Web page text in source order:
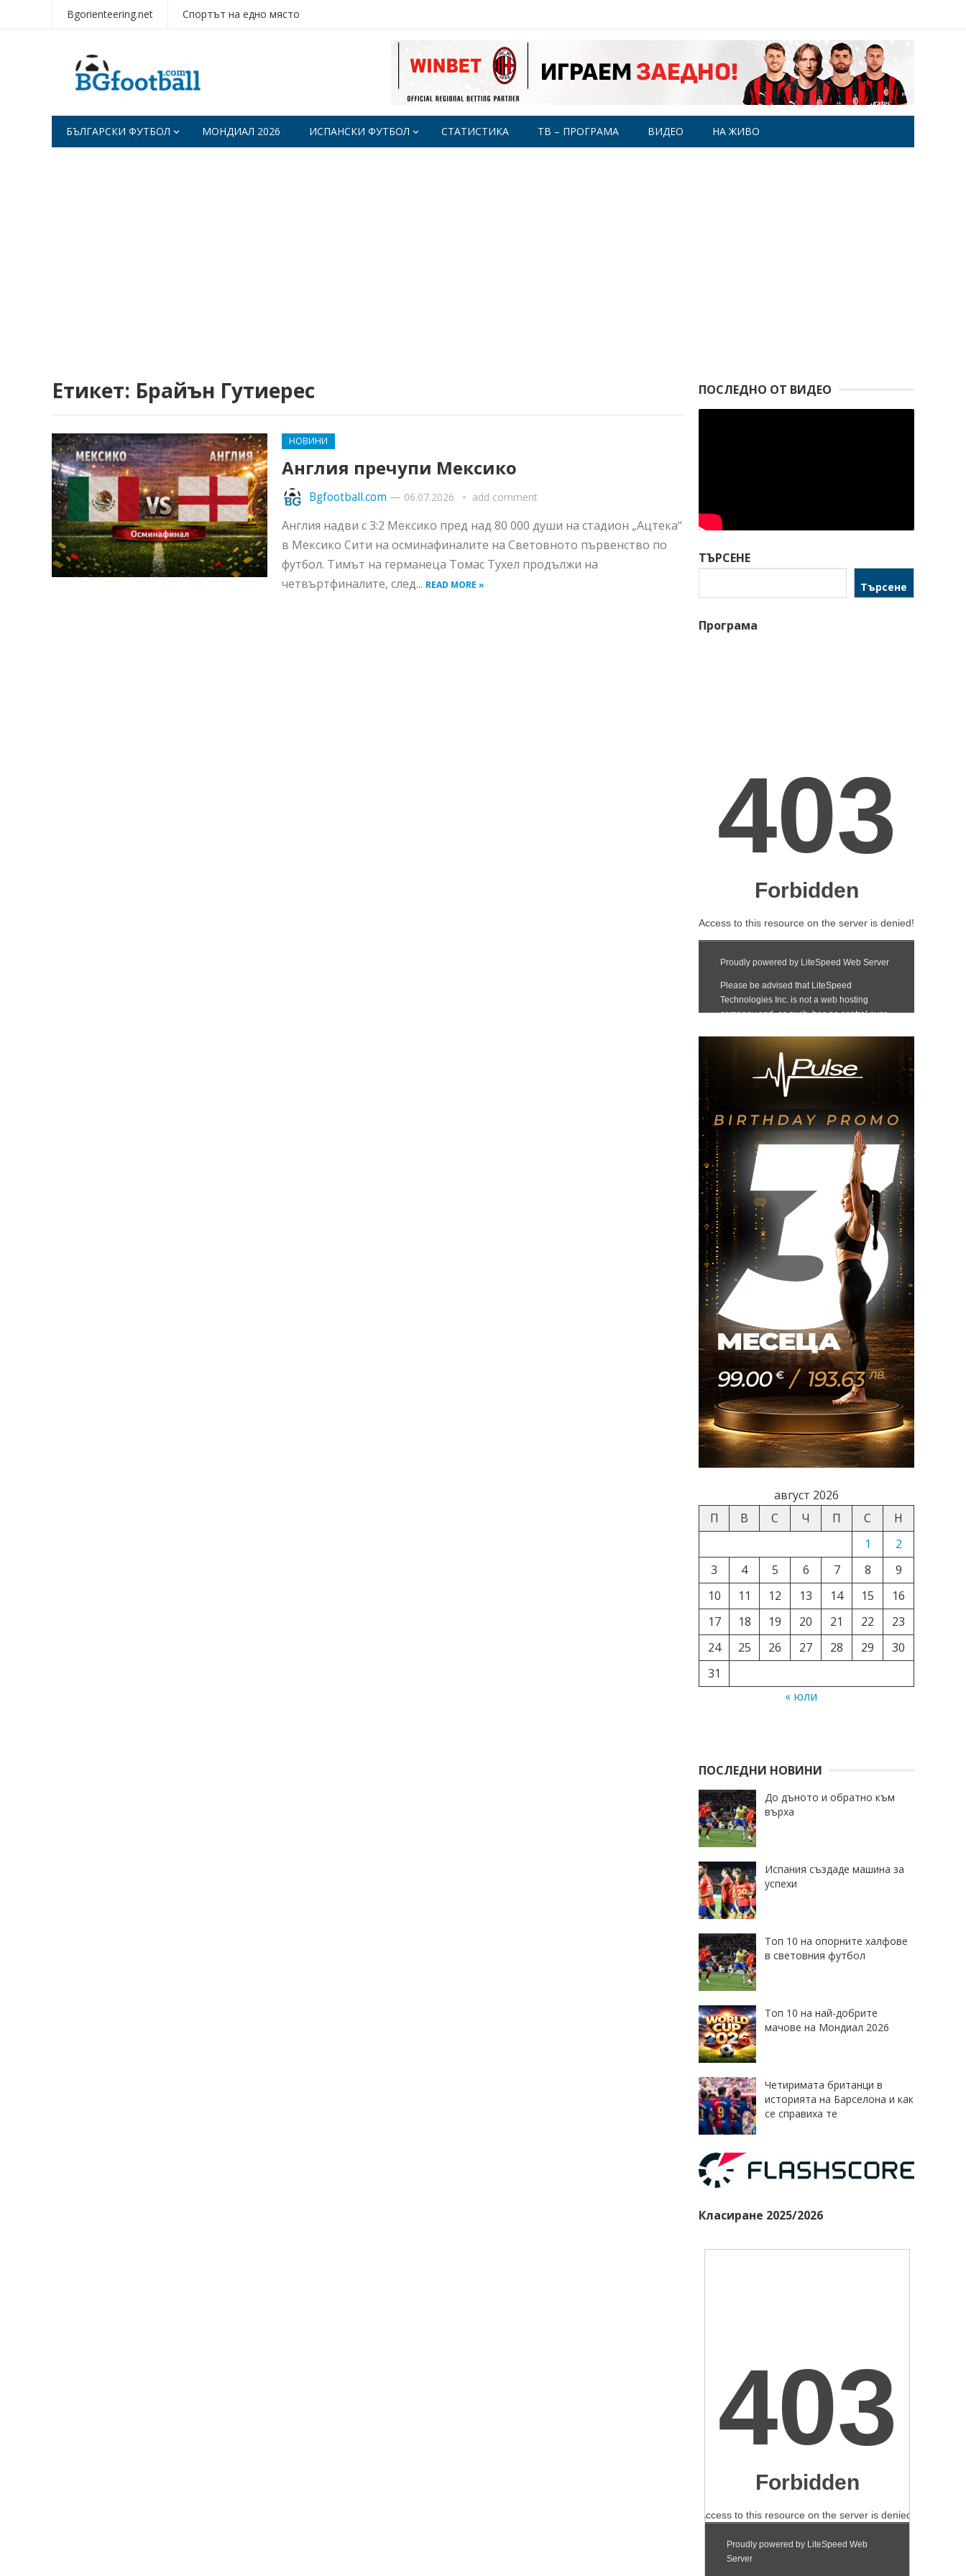
Bgorienteering.net Спортът на едно място
БЪЛГАРСКИ ФУТБОЛ МОНДИАЛ 2026 ИСПАНСКИ ФУТБОЛ СТАТИСТИКА ТВ – ПРОГРАМА ВИДЕО НА ЖИВО
Етикет: Брайън Гутиерес
НОВИНИ
Англия пречупи Мексико
Bgfootball.com — 06.07.2026 add comment
Англия надви с 3:2 Мексико пред над 80 000 души на стадион „Ацтека“
в Мексико Сити на осминафиналите на Световното първенство по
футбол. Тимът на германеца Томас Тухел продължи на
четвъртфиналите, след... READ MORE »
ПОСЛЕДНО ОТ ВИДЕО
ТЪРСЕНЕ
Търсене
Програма
август 2026
П
В С Ч П С
Н
1
2
3
4 5 6 7 8
9
10
11 12 13 14 15
16
17
18 19 20 21 22
23
24
25 26 27 28 29
30
31
« юли
ПОСЛЕДНИ НОВИНИ
До дъното и обратно към
върха
Испания създаде машина за
успехи
Топ 10 на опорните халфове
в световния футбол
Топ 10 на най-добрите
мачове на Мондиал 2026
Четиримата британци в
историята на Барселона и как
се справиха те
Класиране 2025/2026